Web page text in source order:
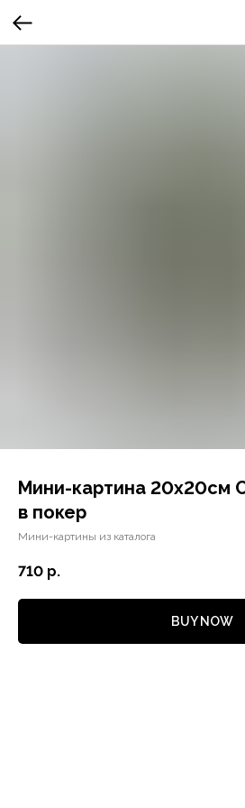
Мини-картина 20х20см
в покер
Мини-картины из каталога
710 р.
BUY NOW